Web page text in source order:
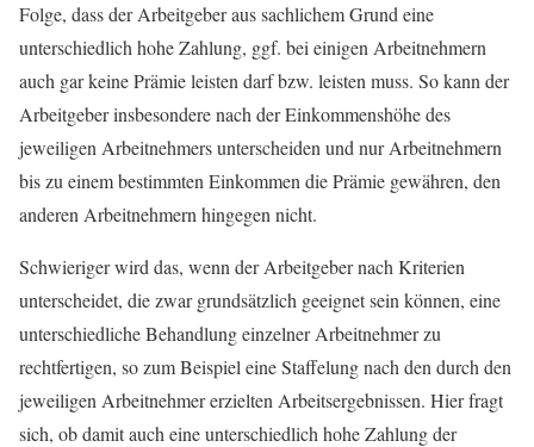
Folge, dass der Arbeitgeber aus sachlichem Grund eine
unterschiedlich hohe Zahlung, ggf. bei einigen Arbeitnehmern
auch gar keine Prämie leisten darf bzw. leisten muss. So kann der
Arbeitgeber insbesondere nach der Einkommenshöhe des
jeweiligen Arbeitnehmers unterscheiden und nur Arbeitnehmern
bis zu einem bestimmten Einkommen die Prämie gewähren, den
anderen Arbeitnehmern hingegen nicht.
Schwieriger wird das, wenn der Arbeitgeber nach Kriterien
unterscheidet, die zwar grundsätzlich geeignet sein können, eine
unterschiedliche Behandlung einzelner Arbeitnehmer zu
rechtfertigen, so zum Beispiel eine Staffelung nach den durch den
jeweiligen Arbeitnehmer erzielten Arbeitsergebnissen. Hier fragt
sich, ob damit auch eine unterschiedlich hohe Zahlung der